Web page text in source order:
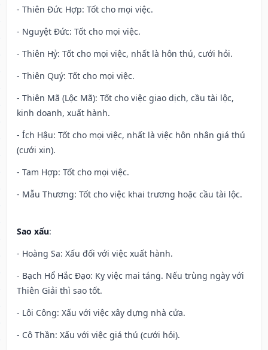
- Thiên Đức Hợp: Tốt cho mọi việc.
- Nguyệt Đức: Tốt cho mọi việc.
- Thiên Hỷ: Tốt cho mọi việc, nhất là hôn thú, cưới hỏi.
- Thiên Quý: Tốt cho mọi việc.
- Thiên Mã (Lộc Mã): Tốt cho việc giao dịch, cầu tài lộc,
kinh doanh, xuất hành.
- Ích Hậu: Tốt cho mọi việc, nhất là việc hôn nhân giá thú
(cưới xin).
- Tam Hợp: Tốt cho mọi việc.
- Mẫu Thương: Tốt cho việc khai trương hoặc cầu tài lộc.
Sao xấu:
- Hoàng Sa: Xấu đối với việc xuất hành.
- Bạch Hổ Hắc Đạo: Kỵ việc mai táng. Nếu trùng ngày với
Thiên Giải thì sao tốt.
- Lôi Công: Xấu với việc xây dựng nhà cửa.
- Cô Thần: Xấu với việc giá thú (cưới hỏi).